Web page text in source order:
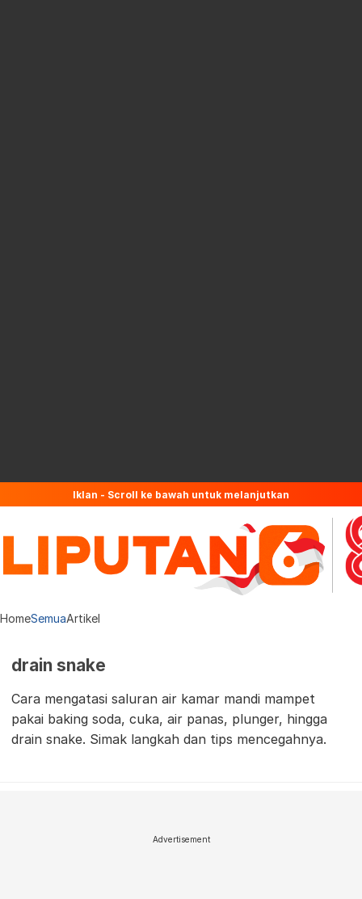
Iklan - Scroll ke bawah untuk melanjutkan
HomeSemuaArtikel
drain snake
Cara mengatasi saluran air kamar mandi mampet
pakai baking soda, cuka, air panas, plunger, hingga
drain snake. Simak langkah dan tips mencegahnya.
Advertisement